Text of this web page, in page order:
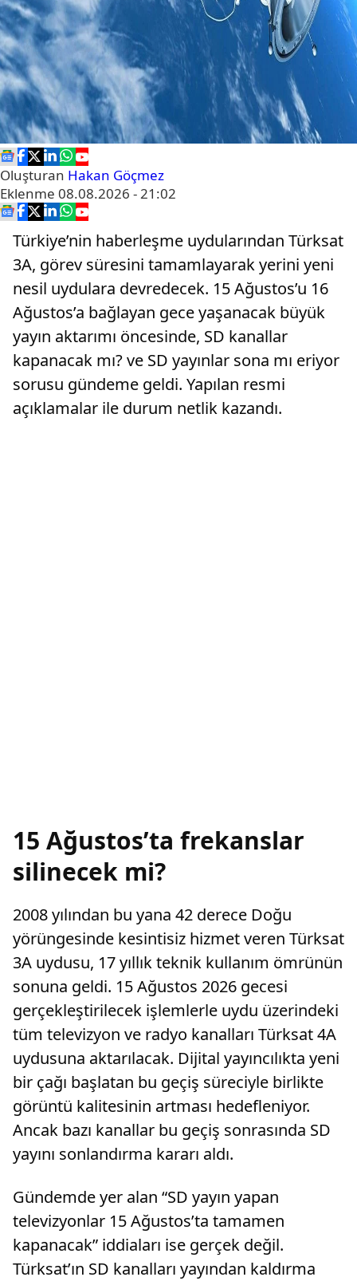
Oluşturan Hakan Göçmez
Eklenme 08.08.2026 - 21:02
Türkiye’nin haberleşme uydularından Türksat
3A, görev süresini tamamlayarak yerini yeni
nesil uydulara devredecek. 15 Ağustos’u 16
Ağustos’a bağlayan gece yaşanacak büyük
yayın aktarımı öncesinde, SD kanallar
kapanacak mı? ve SD yayınlar sona mı eriyor
sorusu gündeme geldi. Yapılan resmi
açıklamalar ile durum netlik kazandı.
15 Ağustos’ta frekanslar
silinecek mi?
2008 yılından bu yana 42 derece Doğu
yörüngesinde kesintisiz hizmet veren Türksat
3A uydusu, 17 yıllık teknik kullanım ömrünün
sonuna geldi. 15 Ağustos 2026 gecesi
gerçekleştirilecek işlemlerle uydu üzerindeki
tüm televizyon ve radyo kanalları Türksat 4A
uydusuna aktarılacak. Dijital yayıncılıkta yeni
bir çağı başlatan bu geçiş süreciyle birlikte
görüntü kalitesinin artması hedefleniyor.
Ancak bazı kanallar bu geçiş sonrasında SD
yayını sonlandırma kararı aldı.
Gündemde yer alan “SD yayın yapan
televizyonlar 15 Ağustos’ta tamamen
kapanacak” iddiaları ise gerçek değil.
Türksat’ın SD kanalları yayından kaldırma